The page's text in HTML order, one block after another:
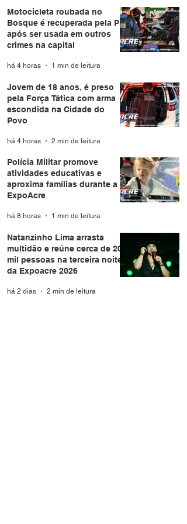
Motocicleta roubada no
Bosque é recuperada pela PM
após ser usada em outros
crimes na capital
há 4 horas 1 min de leitura
Jovem de 18 anos, é preso
pela Força Tática com arma
escondida na Cidade do
Povo
há 4 horas 2 min de leitura
Polícia Militar promove
atividades educativas e
aproxima famílias durante a
ExpoAcre
há 8 horas 1 min de leitura
Natanzinho Lima arrasta
multidão e reúne cerca de 20
mil pessoas na terceira noite
da Expoacre 2026
há 2 dias 2 min de leitura